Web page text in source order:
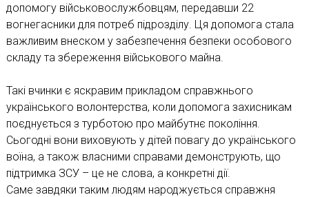
допомогу військовослужбовцям, передавши 22
вогнегасники для потреб підрозділу. Ця допомога стала
важливим внеском у забезпечення безпеки особового
складу та збереження військового майна.
Такі вчинки є яскравим прикладом справжнього
українського волонтерства, коли допомога захисникам
поєднується з турботою про майбутнє покоління.
Сьогодні вони виховують у дітей повагу до українського
воїна, а також власними справами демонструють, що
підтримка ЗСУ – це не слова, а конкретні дії.
Саме завдяки таким людям народжується справжня